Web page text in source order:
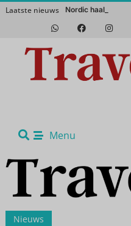
Laatste nieuws Nordic haalt het
Menu
Nieuws